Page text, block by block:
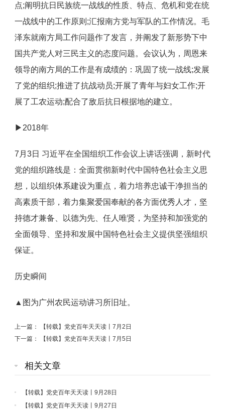
点;阐明抗日民族统一战线的性质、特点、危机和党在统
一战线中的工作原则;汇报南方党与军队的工作情况。毛
泽东就南方局工作问题作了发言，并阐发了新形势下中
国共产党人对三民主义的态度问题。会议认为，周恩来
领导的南方局的工作是有成绩的：巩固了统一战线;发展
了党的组织;推进了抗战动员;开展了青年与妇女工作;开
展了工农运动;配合了敌后抗日根据地的建立。
▶2018年
7月3日 习近平在全国组织工作会议上讲话强调，新时代
党的组织路线是：全面贯彻新时代中国特色社会主义思
想，以组织体系建设为重点，着力培养忠诚干净担当的
高素质干部，着力集聚爱国奉献的各方面优秀人才，坚
持德才兼备、以德为先、任人唯贤，为坚持和加强党的
全面领导、坚持和发展中国特色社会主义提供坚强组织
保证。
历史瞬间
▲图为广州农民运动讲习所旧址。
上一篇：
【转载】党史百年天天读丨7月2日
下一篇：
【转载】党史百年天天读丨7月5日
相关文章
【转载】党史百年天天读丨9月28日
【转载】党史百年天天读丨9月27日